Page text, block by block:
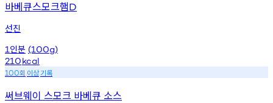
바베큐스모크햄D
선진
1 인분 (100g)
210kcal
100회 이상기록
써브웨이 스모크 바베큐 소스